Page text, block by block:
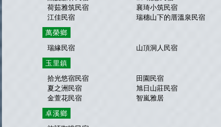
荷茹雅筑民宿
襄琦小筑民宿
江佳民宿
瑞穗山下的厝溫泉民宿
萬榮鄉
瑞緣民宿
山頂洞人民宿
玉里鎮
拾光悠宿民宿
田園民宿
夏之洲民宿
旭日山莊民宿
金萱花民宿
智嵐雅居
卓溪鄉